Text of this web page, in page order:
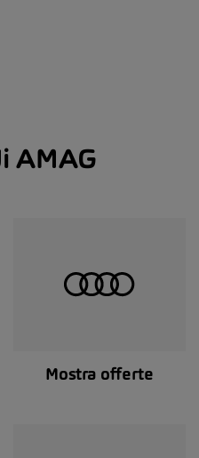
AMAG
Mostra offerte